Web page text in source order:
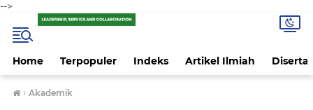
-->
Home Terpopuler Indeks Artikel Ilmiah
› Akademik